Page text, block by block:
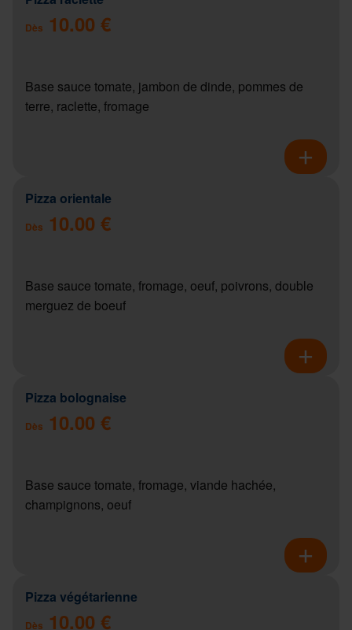
Dès 10.00 €
Base sauce tomate, jambon de dinde, pommes de
terre, raclette, fromage
Pizza orientale
Dès 10.00 €
Base sauce tomate, fromage, oeuf, poivrons, double
merguez de boeuf
Pizza bolognaise
Dès 10.00 €
Base sauce tomate, fromage, viande hachée,
champignons, oeuf
Pizza végétarienne
Dès 10.00 €